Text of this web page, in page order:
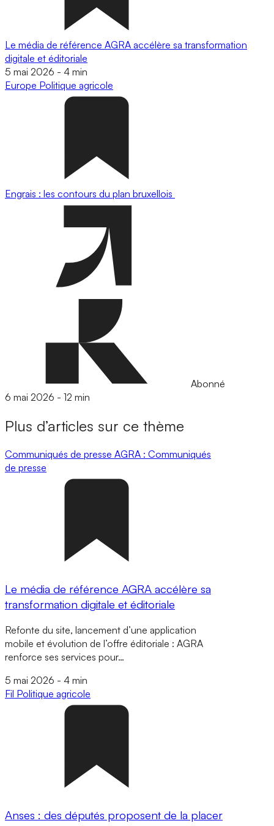
Le média de référence AGRA accélère sa transformation
digitale et éditoriale
5 mai 2026 - 4 min
Europe Politique agricole
Engrais : les contours du plan bruxellois
Abonné
6 mai 2026 - 12 min
Plus d’articles sur ce thème
Communiqués de presse AGRA : Communiqués
de presse
Le média de référence AGRA accélère sa
transformation digitale et éditoriale
Refonte du site, lancement d’une application
mobile et évolution de l’offre éditoriale : AGRA
renforce ses services pour…
5 mai 2026 - 4 min
Fil Politique agricole
Anses : des députés proposent de la placer